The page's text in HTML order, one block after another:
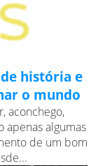
história e
o mundo
aconchego,
apenas algumas
de um bom